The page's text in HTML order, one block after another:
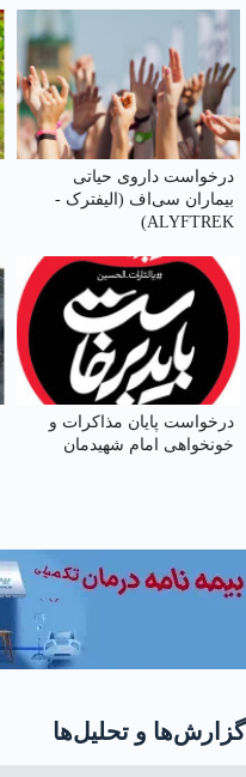
درخواست داروی حیاتی
بیماران سی‌اف (الیفترک -
ALYFTREK)
درخواست پایان مذاکرات و
خونخواهی امام شهیدمان
گزارش‌ها و تحلیل‌ها